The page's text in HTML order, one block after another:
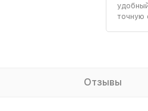
точную
Отзывы